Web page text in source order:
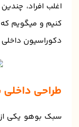
اغلب افراد،
کنیم و میگویم که
دکوراسیون داخلی
طراحی
سبک بوهو یکی